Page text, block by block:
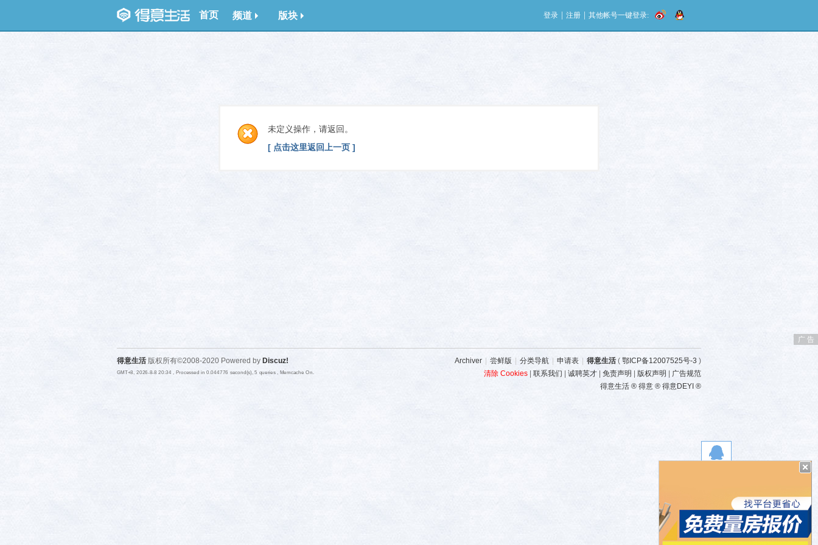
首页 频道 版块 登录 注册 其他帐号一键登录:
未定义操作，请返回。
[ 点击这里返回上一页 ]
广 告
Archiver 尝鲜版 分类导航 申请表 得意生活 ( 鄂ICP备12007525号-3 )
清除 Cookies
联系我们 诚聘英才 免责声明 版权声明
广告规范
得意生活 ® 得意 ® 得意DEYI ®
得意生活 版权所有©2008-2020 Powered by Discuz!
GMT+8, 2026-8-8 20:34 , Processed in 0.044776 second(s), 5 queries , Memcache On.